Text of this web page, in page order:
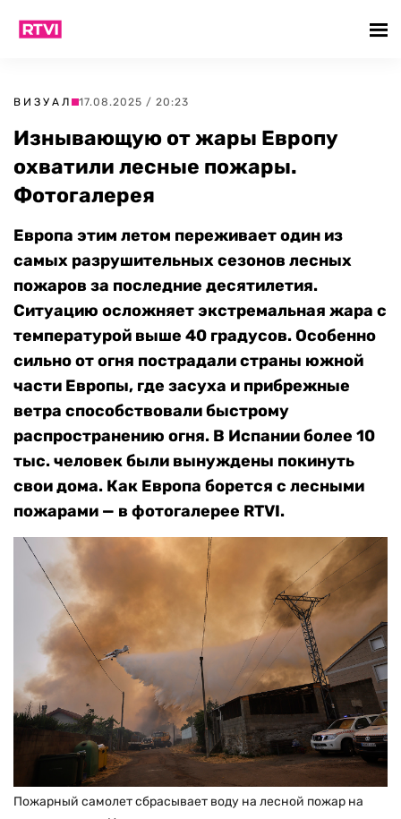
ВИЗУАЛ 17.08.2025 / 20:23
Изнывающую от жары Европу
охватили лесные пожары.
Фотогалерея
Европа этим летом переживает один из
самых разрушительных сезонов лесных
пожаров за последние десятилетия.
Ситуацию осложняет экстремальная жара с
температурой выше 40 градусов. Особенно
сильно от огня пострадали страны южной
части Европы, где засуха и прибрежные
ветра способствовали быстрому
распространению огня. В Испании более 10
тыс. человек были вынуждены покинуть
свои дома. Как Европа борется с лесными
пожарами — в фотогалерее RTVI.
Пожарный самолет сбрасывает воду на лесной пожар на